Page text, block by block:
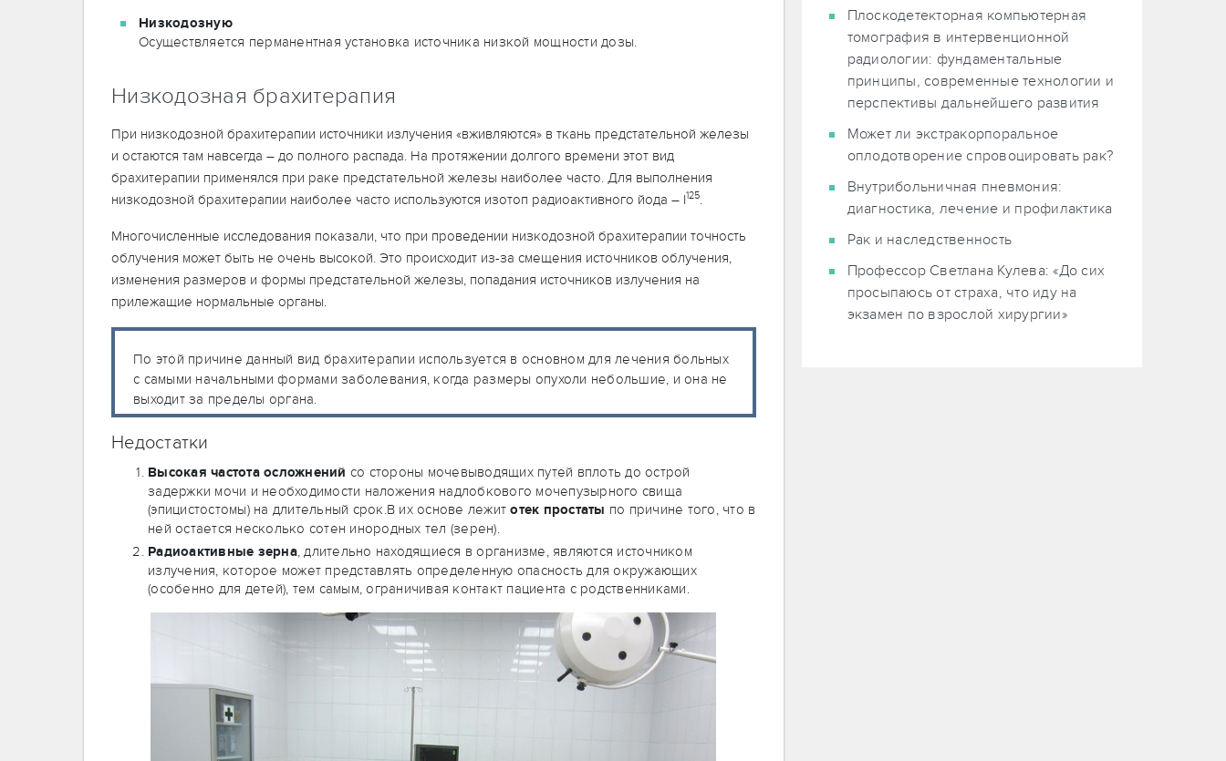
Низкодозную
Осуществляется перманентная установка источника низкой мощности дозы.
Низкодозная брахитерапия
При низкодозной брахитерапии источники излучения «вживляются» в ткань предстательной железы
и остаются там навсегда – до полного распада. На протяжении долгого времени этот вид
брахитерапии применялся при раке предстательной железы наиболее часто. Для выполнения
низкодозной брахитерапии наиболее часто используются изотоп радиоактивного йода – I125.
Многочисленные исследования показали, что при проведении низкодозной брахитерапии точность
облучения может быть не очень высокой. Это происходит из-за смещения источников облучения,
изменения размеров и формы предстательной железы, попадания источников излучения на
прилежащие нормальные органы.
По этой причине данный вид брахитерапии используется в основном для лечения больных
с самыми начальными формами заболевания, когда размеры опухоли небольшие, и она не
выходит за пределы органа.
Недостатки
Высокая частота осложнений со стороны мочевыводящих путей вплоть до острой
задержки мочи и необходимости наложения надлобкового мочепузырного свища
(эпицистостомы) на длительный срок.В их основе лежитотек простаты по причине того, что в
ней остается несколько сотен инородных тел (зерен).
Радиоактивные зерна, длительно находящиеся в организме, являются источником
излучения, которое может представлять определенную опасность для окружающих
(особенно для детей), тем самым, ограничивая контакт пациента с родственниками.
Плоскодетекторная компьютерная
томография в интервенционной
радиологии: фундаментальные
принципы, современные технологии и
перспективы дальнейшего развития
Может ли экстракорпоральное
оплодотворение спровоцировать рак?
Внутрибольничная пневмония:
диагностика, лечение и профилактика
Рак и наследственность
Профессор Светлана Кулева: «До сих
просыпаюсь от страха, что иду на
экзамен по взрослой хирургии»